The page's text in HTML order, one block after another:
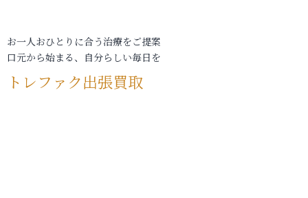
お一人おひとりに合う治療をご提案
口元から始まる、自分らしい毎日を
トレファク出張買取